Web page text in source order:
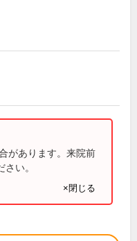
があります。来院前
い。
×閉じる